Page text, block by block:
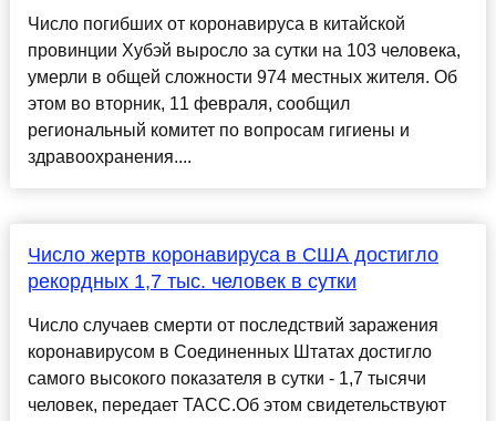
Число погибших от коронавируса в китайской
провинции Хубэй выросло за сутки на 103 человека,
умерли в общей сложности 974 местных жителя. Об
этом во вторник, 11 февраля, сообщил
региональный комитет по вопросам гигиены и
здравоохранения....
Число жертв коронавируса в США достигло
рекордных 1,7 тыс. человек в сутки
Число случаев смерти от последствий заражения
коронавирусом в Соединенных Штатах достигло
самого высокого показателя в сутки - 1,7 тысячи
человек, передает ТАСС.Об этом свидетельствуют